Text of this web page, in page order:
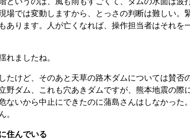
場では変動しますから、とっさの判断は難しい。
あります。人が亡くなれば、操作担当者はそれを
ましたね。
けど、そのあと天草の路木ダムについては賛否
野ダム、これも穴あきダムですが、熊本地震の際
ないから中止にできたのに蒲島さんはしなかった
。
住んでいる